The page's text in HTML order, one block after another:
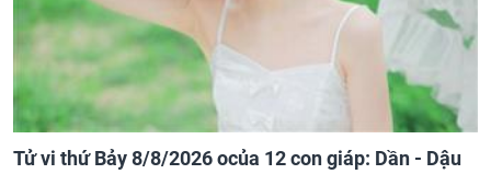
Tử vi thứ Bảy 8/8/2026 ocủa 12 con giáp: Dần - Dậu